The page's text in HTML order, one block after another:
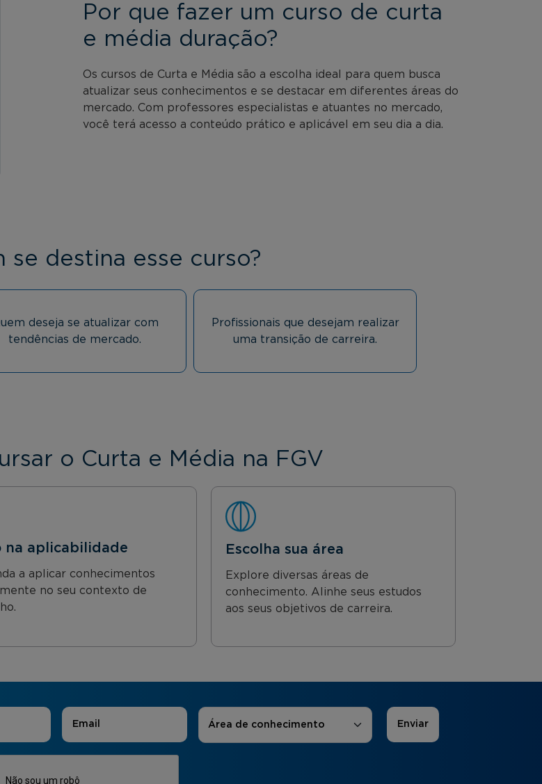
Por que fazer um curso de curta
e média duração?
Os cursos de Curta e Média são a escolha ideal para quem busca
atualizar seus conhecimentos e se destacar em diferentes áreas do
mercado. Com professores especialistas e atuantes no mercado,
você terá acesso a conteúdo prático e aplicável em seu dia a dia.
se destina esse curso?
deseja se atualizar com
tendências de mercado.
Profissionais que desejam realizar
uma transição de carreira.
o Curta e Média na FGV
na aplicabilidade
a aplicar conhecimentos
no seu contexto de
Escolha sua área
Explore diversas áreas de
conhecimento. Alinhe seus estudos
aos seus objetivos de carreira.
E-mail Áreas de Interesse
Área de conhecimento